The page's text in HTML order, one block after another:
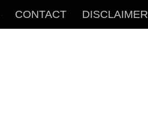
CONTACT DISCLAIMER